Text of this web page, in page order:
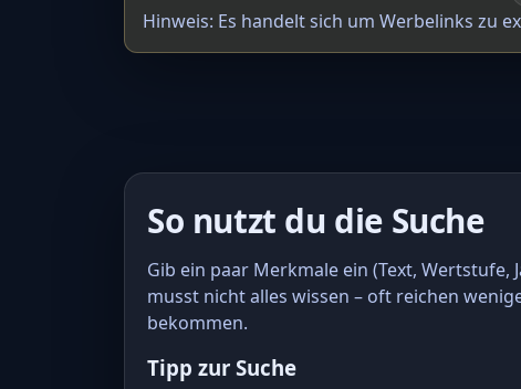
Hinweis: Es handelt sich um Werbelinks zu
So nutzt du die Suche
Gib ein paar Merkmale ein (Text, Wertstufe,
musst nicht alles wissen – oft reichen
bekommen.
Tipp zur Suche